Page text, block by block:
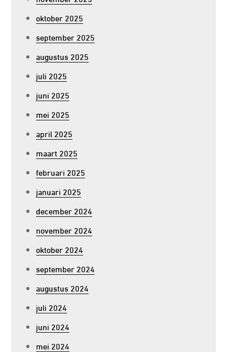
oktober 2025
september 2025
augustus 2025
juli 2025
juni 2025
mei 2025
april 2025
maart 2025
februari 2025
januari 2025
december 2024
november 2024
oktober 2024
september 2024
augustus 2024
juli 2024
juni 2024
mei 2024